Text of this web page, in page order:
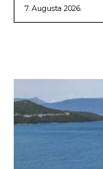
7. Augusta 2026.